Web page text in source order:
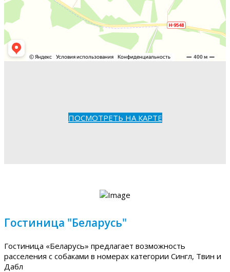
ПОСМОТРЕТЬ НА КАРТЕ
Гостиница "Беларусь"
Гостиница «Беларусь» предлагает возможность
расселения с собаками в номерах категории Сингл, Твин и
Дабл